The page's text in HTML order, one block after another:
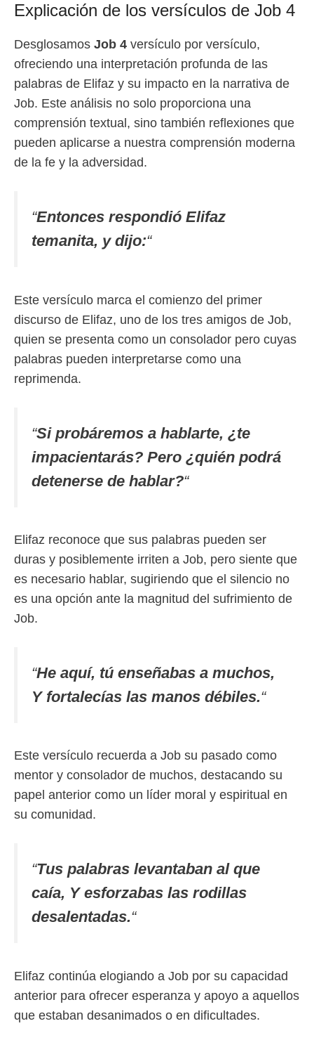
Explicación de los versículos de Job 4
Desglosamos Job 4 versículo por versículo,
ofreciendo una interpretación profunda de las
palabras de Elifaz y su impacto en la narrativa de
Job. Este análisis no solo proporciona una
comprensión textual, sino también reflexiones que
pueden aplicarse a nuestra comprensión moderna
de la fe y la adversidad.
“Entonces respondió Elifaz
temanita, y dijo:“
Este versículo marca el comienzo del primer
discurso de Elifaz, uno de los tres amigos de Job,
quien se presenta como un consolador pero cuyas
palabras pueden interpretarse como una
reprimenda.
“Si probáremos a hablarte, ¿te
impacientarás? Pero ¿quién podrá
detenerse de hablar?“
Elifaz reconoce que sus palabras pueden ser
duras y posiblemente irriten a Job, pero siente que
es necesario hablar, sugiriendo que el silencio no
es una opción ante la magnitud del sufrimiento de
Job.
“He aquí, tú enseñabas a muchos,
Y fortalecías las manos débiles.“
Este versículo recuerda a Job su pasado como
mentor y consolador de muchos, destacando su
papel anterior como un líder moral y espiritual en
su comunidad.
“Tus palabras levantaban al que
caía, Y esforzabas las rodillas
desalentadas.“
Elifaz continúa elogiando a Job por su capacidad
anterior para ofrecer esperanza y apoyo a aquellos
que estaban desanimados o en dificultades.